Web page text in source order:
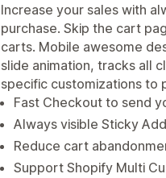
Increase your sales with
purchase. Skip the cart
carts. Mobile awesome
slide animation, tracks all
specific customizations to
Fast Checkout to send
Always visible Sticky
Reduce cart
Support Shopify Multi